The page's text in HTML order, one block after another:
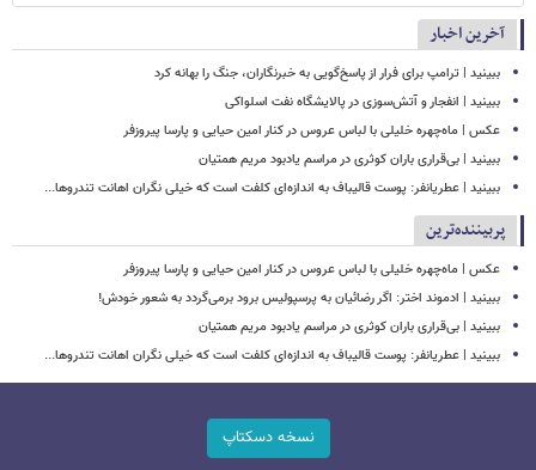
آخرین اخبار
ببینید | ترامپ برای فرار از پاسخ‌گویی به خبرنگاران، جنگ را بهانه کرد
ببینید | انفجار و آتش‌سوزی در پالایشگاه نفت اسلواکی
عکس | ماه‌چهره خلیلی با لباس عروس در کنار امین حیایی و پارسا پیروزفر
ببینید | بی‌قراری باران کوثری در مراسم یادبود مریم همتیان
ببینید | عطریانفر: پوست قالیباف به اندازه‌ای کلفت است که خیلی نگران اهانت تندروها...
پربیننده‌ترین
عکس | ماه‌چهره خلیلی با لباس عروس در کنار امین حیایی و پارسا پیروزفر
ببینید | ادموند اختر: اگر رضائیان به پرسپولیس برود برمی‌گردد به شعور خودش!
ببینید | بی‌قراری باران کوثری در مراسم یادبود مریم همتیان
ببینید | عطریانفر: پوست قالیباف به اندازه‌ای کلفت است که خیلی نگران اهانت تندروها...
نسخه دسکتاپ